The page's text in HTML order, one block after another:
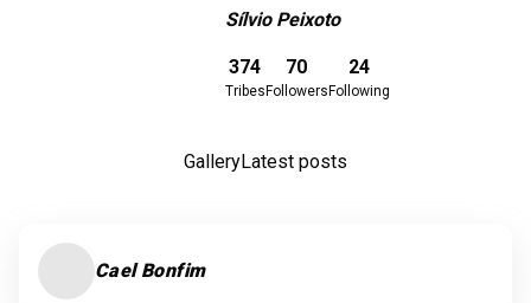
Sílvio Peixoto
374
Tribes
70
Followers
24
Following
GalleryLatest posts
Cael Bonfim